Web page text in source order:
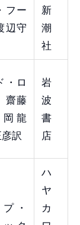
フー
辺守
新
潮
社
・ロ
齋藤
龍
訳
岩
波
書
店
・
ハ
ヤ
カ